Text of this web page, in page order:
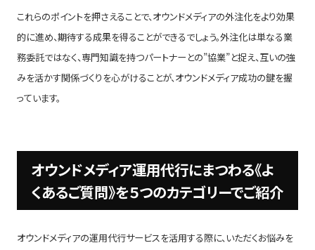
これらのポイントを押さえることで、オウンドメディアの外注化をより効果
的に進め、期待する成果を得ることができるでしょう。外注化は単なる業
務委託ではなく、専門知識を持つパートナーとの”協業”と捉え、互いの強
みを活かす関係づくりを心がけることが、オウンドメディア成功の鍵を握
っています。
オウンドメディア運用代行にまつわる《よ
くあるご質問》を５つのカテゴリーでご紹介
オウンドメディアの運用代行サービスを活用する際に、いただくお悩みを